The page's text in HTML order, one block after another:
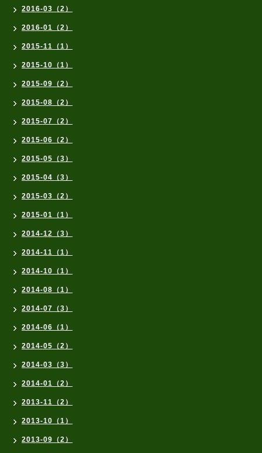
2016-03（2）
2016-01（2）
2015-11（1）
2015-10（1）
2015-09（2）
2015-08（2）
2015-07（2）
2015-06（2）
2015-05（3）
2015-04（3）
2015-03（2）
2015-01（1）
2014-12（3）
2014-11（1）
2014-10（1）
2014-08（1）
2014-07（3）
2014-06（1）
2014-05（2）
2014-03（3）
2014-01（2）
2013-11（2）
2013-10（1）
2013-09（2）